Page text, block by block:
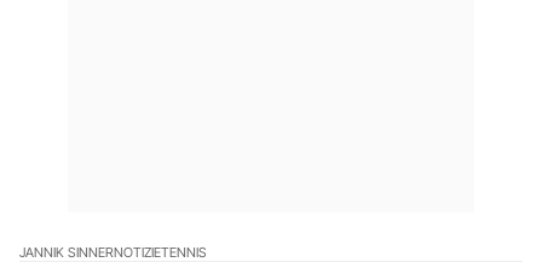
JANNIK SINNERNOTIZIETENNIS